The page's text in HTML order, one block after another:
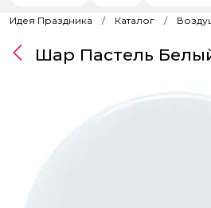
Идея Праздника Каталог
Шар Пастель